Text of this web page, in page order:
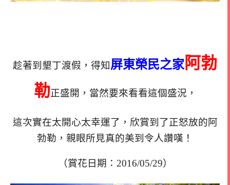
趁著到墾丁渡假，得知屏東榮民之家 阿勃
勒正盛開，當然要來看看這個盛況，
這次實在太開心太幸運了，欣賞到了正怒放的阿
勃勒，親眼所見真的美到令人讚嘆！
（賞花日期：2016/05/29）